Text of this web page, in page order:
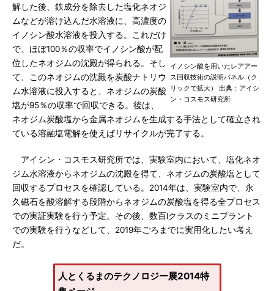
イノシン酸を用いたレアアー
ス回収技術の説明パネル（ク
リックで拡大） 出典：アイシ
ン・コスモス研究所
解した後、鉄成分を除去した塩化ネオジ
ムなどが溶け込んだ水溶液に、高濃度の
イノシン酸水溶液を投入する。これだけ
で、ほぼ100％の収率でイノシン酸が配
位したネオジムの沈殿が得られる。そし
て、このネオジムの沈殿を炭酸ナトリウ
ム水溶液に投入すると、ネオジムの炭酸
塩が95％の収率で回収できる。後は、
ネオジム炭酸塩から金属ネオジムを生成する手法として確立され
ている溶融塩電解を使えばリサイクルが完了する。
アイシン・コスモス研究所では、実験室内において、塩化ネオ
ジム水溶液からネオジムの沈殿を得て、ネオジムの炭酸塩として
回収するプロセスを確認している。2014年は、実験室内で、永
久磁石を酸溶解する段階からネオジムの炭酸塩を得る全プロセス
での実証実験を行う予定。その後、数百lクラスのミニプラント
での実験を行うなどして、2019年ごろまでに実用化したい考え
だ。
人とくるまのテクノロジー展2014特